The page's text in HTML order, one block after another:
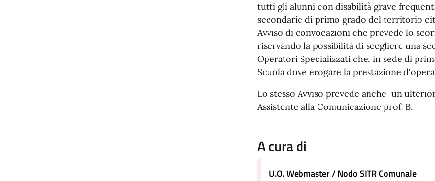
tutti gli alunni con disabilità grave
secondarie di primo grado del territorio
Avviso di convocazioni che prevede lo
riservando la possibilità di scegliere una
Operatori Specializzati che, in sede di
Scuola dove erogare la prestazione
Lo stesso Avviso prevede anche un
Assistente alla Comunicazione prof. B.
A cura di
U.O. Webmaster / Nodo SITR Comunale